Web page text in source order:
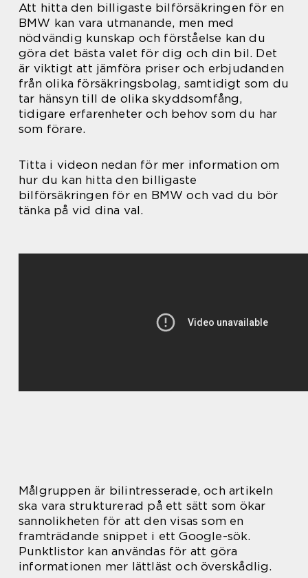
Att hitta den billigaste bilförsäkringen för en
BMW kan vara utmanande, men med
nödvändig kunskap och förståelse kan du
göra det bästa valet för dig och din bil. Det
är viktigt att jämföra priser och erbjudanden
från olika försäkringsbolag, samtidigt som du
tar hänsyn till de olika skyddsomfång,
tidigare erfarenheter och behov som du har
som förare.
Titta i videon nedan för mer information om
hur du kan hitta den billigaste
bilförsäkringen för en BMW och vad du bör
tänka på vid dina val.
Målgruppen är bilintresserade, och artikeln
ska vara strukturerad på ett sätt som ökar
sannolikheten för att den visas som en
framträdande snippet i ett Google-sök.
Punktlistor kan användas för att göra
informationen mer lättläst och överskådlig.